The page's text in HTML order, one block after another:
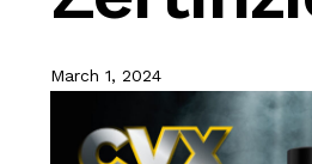
March 1, 2024